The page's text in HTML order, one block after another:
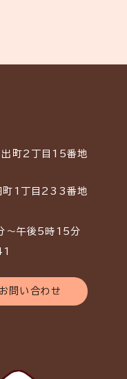
出町2丁目15番地
町1丁目233番地
午後5時15分
お問い合わせ